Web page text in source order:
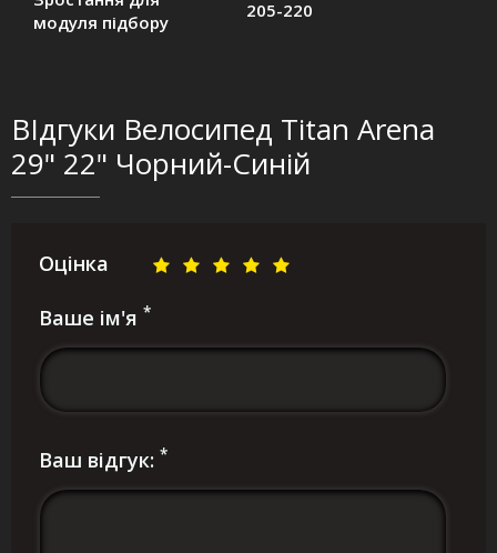
модуля підбору
205-220
ВІдгуки Велосипед Titan Arena
29" 22" Чорний-Синій
Оцінка
Ваше ім'я *
Ваш відгук: *